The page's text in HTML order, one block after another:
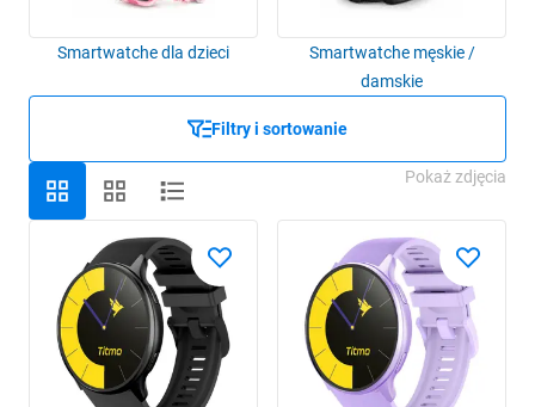
Smartwatche dla dzieci
Smartwatche męskie /
damskie
Filtry i sortowanie
Pokaż zdjęcia